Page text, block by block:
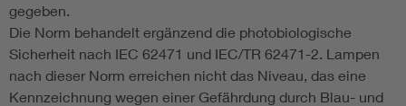
gegeben.
Die Norm behandelt ergänzend die photobiologische
Sicherheit nach IEC 62471 und IEC/TR 62471-2. Lampen
nach dieser Norm erreichen nicht das Niveau, das eine
Kennzeichnung wegen einer Gefährdung durch Blau- und